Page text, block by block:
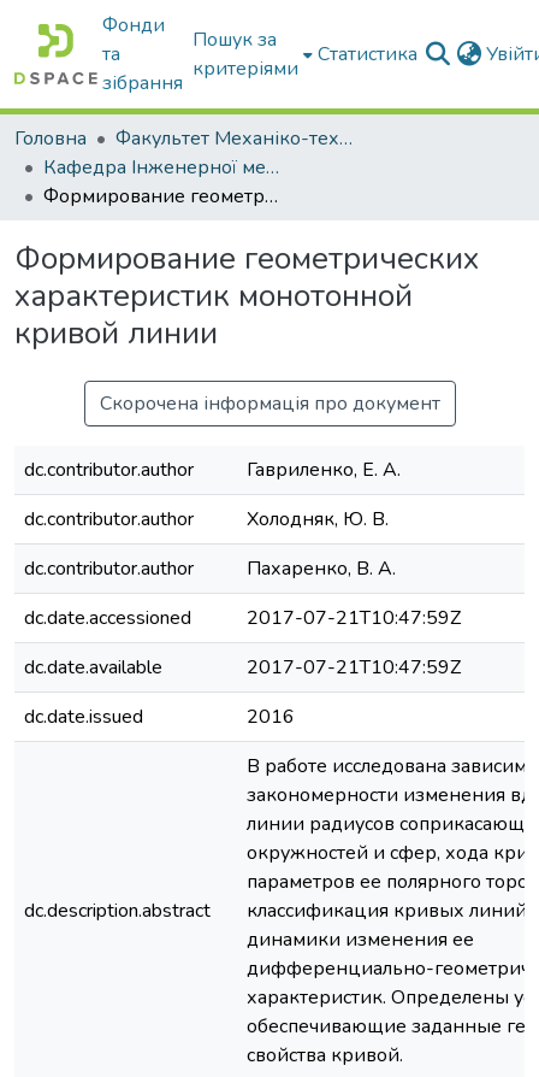
Фонди
та
зібрання
Пошук за
критеріями
Статистика
Головна
Факультет Механіко-технологічний
Кафедра Інженерної механіки та комп'ютерного проектування
Формирование геометрических характеристик монотонной кривой линии
Формирование геометрических
характеристик монотонной
кривой линии
Скорочена інформація про документ
dc.contributor.author
Гавриленко, Е. А.
dc.contributor.author
Холодняк, Ю. В.
dc.contributor.author
Пахаренко, В. А.
dc.date.accessioned
2017-07-21T10:47:59Z
dc.date.available
2017-07-21T10:47:59Z
dc.date.issued
2016
dc.description.abstract
В работе исследована
закономерности изменения
линии радиусов
окружностей и сфер, хода
параметров ее полярного
классификация кривых линий,
динамики изменения ее
дифференциально-
характеристик. Определены
обеспечивающие заданные
свойства кривой.